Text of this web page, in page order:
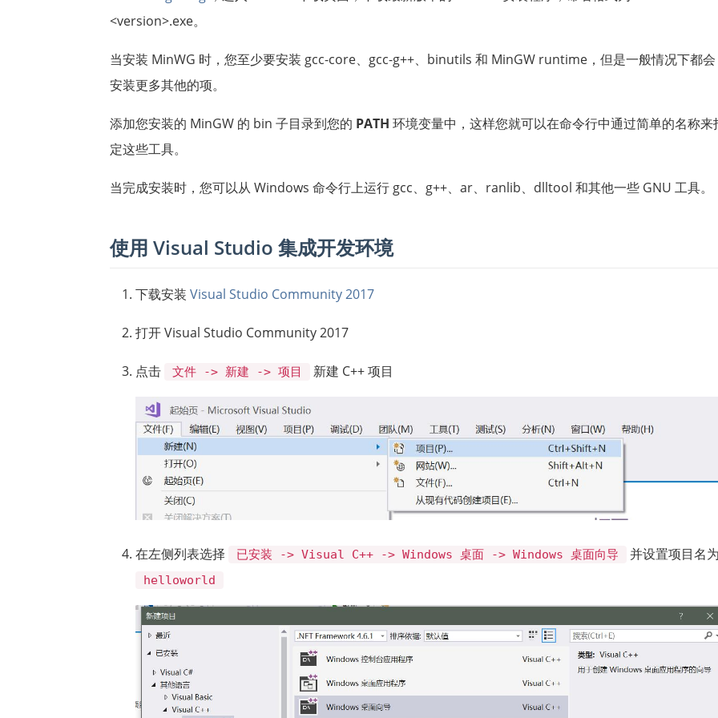
<version>.exe。
当安装 MinWG 时，您至少要安装 gcc-core、gcc-g++、binutils 和 MinGW runtime，但是一般情况下都会
安装更多其他的项。
添加您安装的 MinGW 的 bin 子目录到您的 PATH 环境变量中，这样您就可以在命令行中通过简单的名称来
定这些工具。
当完成安装时，您可以从 Windows 命令行上运行 gcc、g++、ar、ranlib、dlltool 和其他一些 GNU 工具。
使用 Visual Studio 集成开发环境
下载安装 Visual Studio Community 2017
打开 Visual Studio Community 2017
点击 文件 -> 新建 -> 项目 新建 C++ 项目
在左侧列表选择 已安装 -> Visual C++ -> Windows 桌面 -> Windows 桌面向导 并设置项目名
helloworld